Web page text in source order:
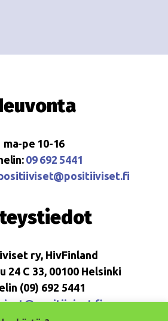
ma-pe 10-16
09 692 5441
ry, HivFinland
24 C 33, 00100 Helsinki
(09) 692 5441